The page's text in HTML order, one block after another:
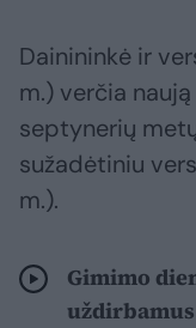
Dainininkė ir
m.) verčia
septynerių
sužadėtiniu
m.).
Gimimo